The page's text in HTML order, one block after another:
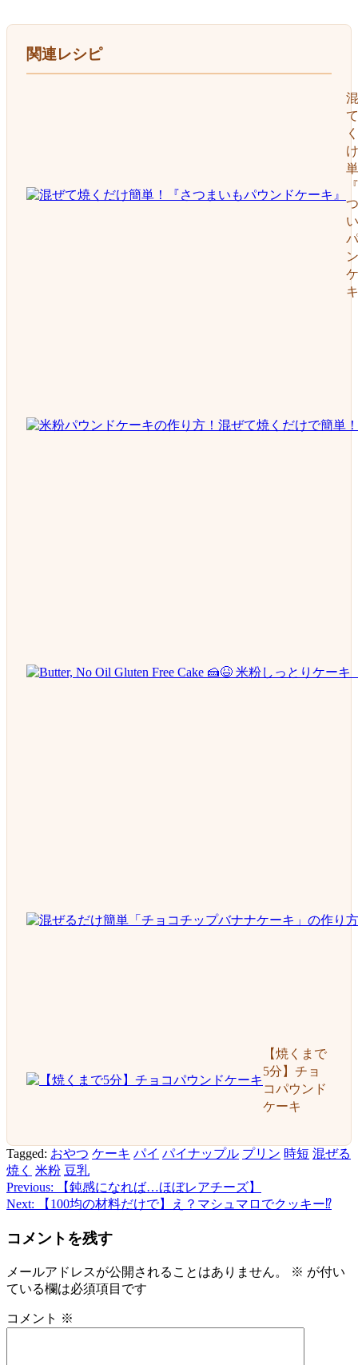
関連レシピ
【焼くまで
5分】チョ
コパウンド
ケーキ
Tagged: おやつ ケーキ パイ パイナップル プリン 時短 混ぜる
焼く 米粉 豆乳
投
ナ
ビ
ゲ
ー
Previous:
【鈍感になれば…ほぼレアチーズ】
Next:
【100均の材料だけで】え？マシュマロでクッキー⁉️
コメントを残す
メールアドレスが公開されることはありません。 ※ が付い
ている欄は必須項目です
コメント ※